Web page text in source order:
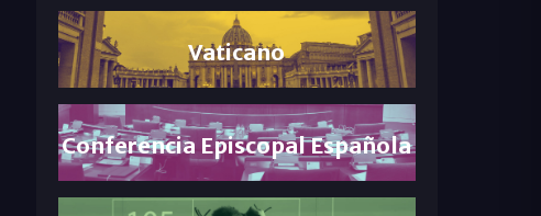
Vaticano
Conferencia Episcopal Española